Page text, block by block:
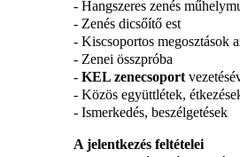
- Hangszeres zenés
- Zenés dicsőítő est
- Kiscsoportos megosztások
- Zenei összpróba
- KEL zenecsoport
- Közös együttlétek,
- Ismerkedés, beszélgetések
A jelentkezés feltételei